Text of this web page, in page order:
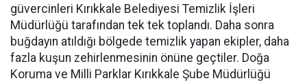
güvercinleri Kırıkkale Belediyesi Temizlik İşleri
Müdürlüğü tarafından tek tek toplandı. Daha sonra
buğdayın atıldığı bölgede temizlik yapan ekipler, daha
fazla kuşun zehirlenmesinin önüne geçtiler. Doğa
Koruma ve Milli Parklar Kırıkkale Şube Müdürlüğü